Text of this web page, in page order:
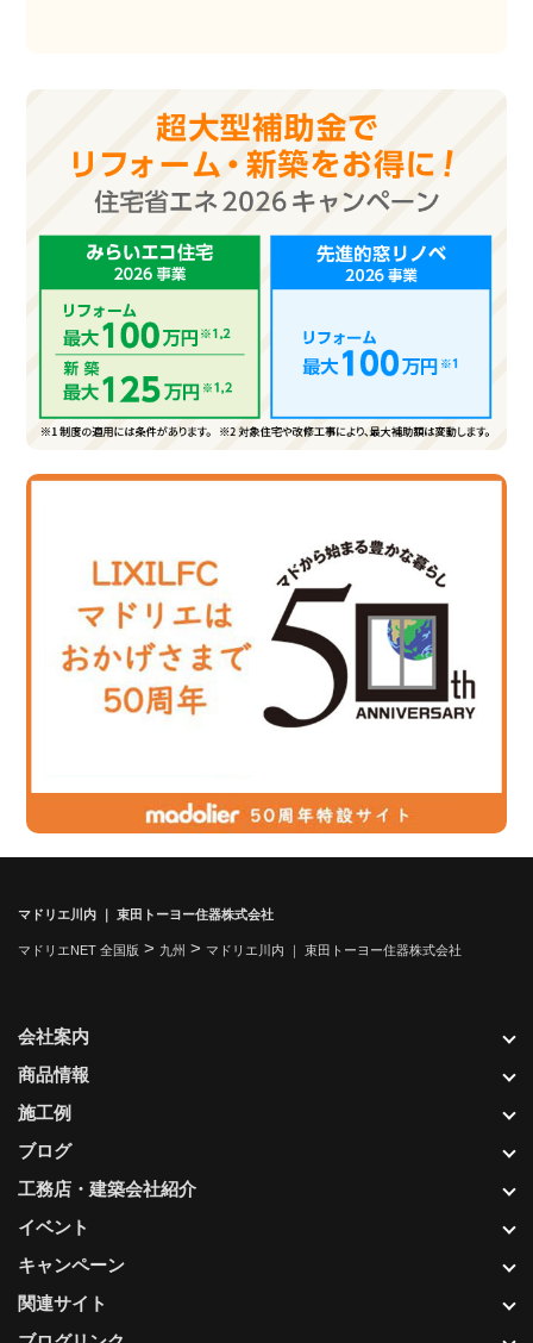
マドリエ川内 ｜ 束田トーヨー住器株式会社
マドリエNET 全国版 > 九州 > マドリエ川内 ｜ 束田トーヨー住器株式会社
会社案内
商品情報
施工例
ブログ
工務店・建築会社紹介
イベント
キャンペーン
関連サイト